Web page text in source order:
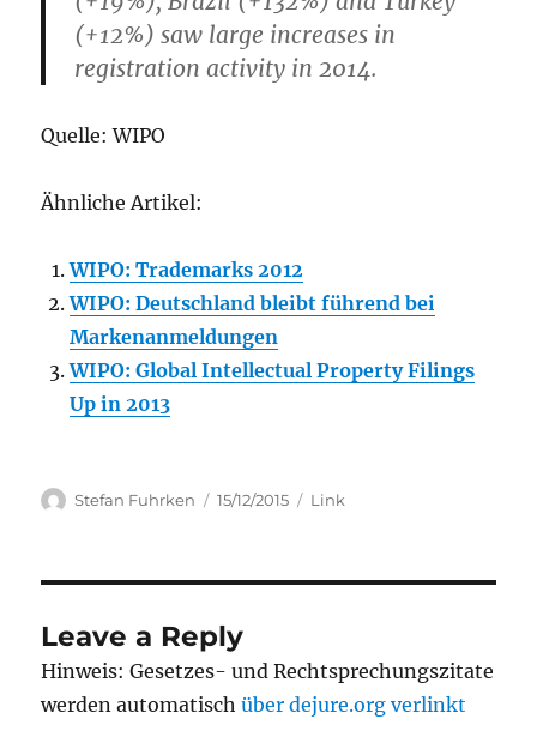
(+12%) saw large increases in
registration activity in 2014.
Quelle: WIPO
Ähnliche Artikel:
WIPO: Trademarks 2012
WIPO: Deutschland bleibt führend bei
Markenanmeldungen
WIPO: Global Intellectual Property Filings
Up in 2013
Author
Stefan Fuhrken
Posted
15/12/2015 Categories
Link
Leave a Reply
Hinweis: Gesetzes- und Rechtsprechungszitate
werden automatischüber dejure.org verlinkt